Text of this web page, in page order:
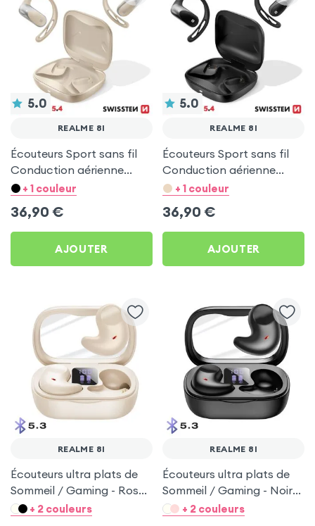
5.0
REALME 8I
Écouteurs Sport sans fil
Conduction aérienne
Swissten Run Beige pour
+ 1 couleur
36,90 €
AJOUTER
5.0
REALME 8I
Écouteurs Sport sans fil
Conduction aérienne
Swissten Run Noir pour
+ 1 couleur
36,90 €
AJOUTER
REALME 8I
Écouteurs ultra plats de
Sommeil / Gaming - Rose
pour Realme 8i
+ 2 couleurs
REALME 8I
Écouteurs ultra plats de
Sommeil / Gaming - Noir
pour Realme 8i
+ 2 couleurs